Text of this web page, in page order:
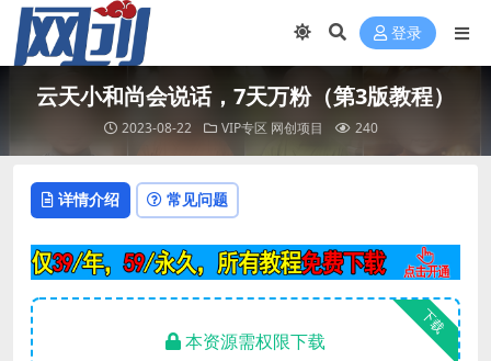
登录
云天小和尚会说话，7天万粉（第3版教程）
2023-08-22 VIP专区 网创项目 240
详情介绍 常见问题
下载
本资源需权限下载